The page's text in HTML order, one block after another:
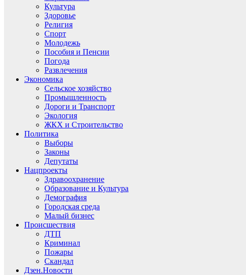
Культура
Здоровье
Религия
Спорт
Молодежь
Пособия и Пенсии
Погода
Развлечения
Экономика
Сельское хозяйство
Промышленность
Дороги и Транспорт
Экология
ЖКХ и Строительство
Политика
Выборы
Законы
Депутаты
Нацпроекты
Здравоохранение
Образование и Культура
Демография
Городская среда
Малый бизнес
Происшествия
ДТП
Криминал
Пожары
Скандал
Дзен.Новости